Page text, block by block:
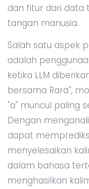
dan fitur dari data
tangan manusia.
Salah satu aspek
adalah
ketika LLM
bersama Rara",
"a" muncul paling
Dengan
dapat
menyelesaikan
dalam bahasa
menghasilkan